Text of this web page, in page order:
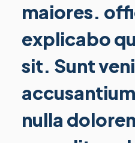
maiores.
explicabo
sit. Sunt
nulla